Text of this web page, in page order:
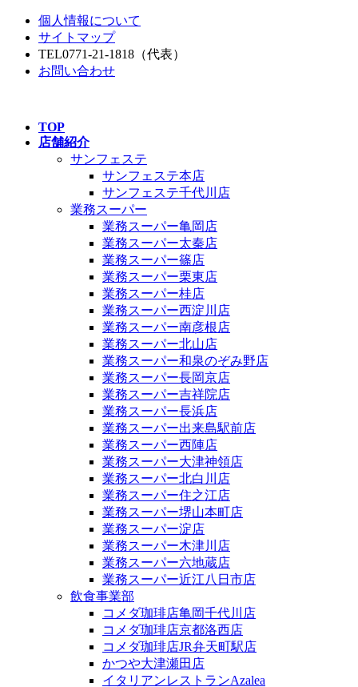
個人情報について
サイトマップ
TEL0771-21-1818 （代表）
お問い合わせ
TOP
店舗紹介
サンフェステ
サンフェステ本店
サンフェステ千代川店
業務スーパー
業務スーパー亀岡店
業務スーパー太秦店
業務スーパー篠店
業務スーパー栗東店
業務スーパー桂店
業務スーパー西淀川店
業務スーパー南彦根店
業務スーパー北山店
業務スーパー和泉のぞみ野店
業務スーパー長岡京店
業務スーパー吉祥院店
業務スーパー長浜店
業務スーパー出来島駅前店
業務スーパー西陣店
業務スーパー大津神領店
業務スーパー北白川店
業務スーパー住之江店
業務スーパー堺山本町店
業務スーパー淀店
業務スーパー木津川店
業務スーパー六地蔵店
業務スーパー近江八日市店
飲食事業部
コメダ珈琲店亀岡千代川店
コメダ珈琲店京都洛西店
コメダ珈琲店JR弁天町駅店
かつや大津瀬田店
イタリアンレストランAzalea